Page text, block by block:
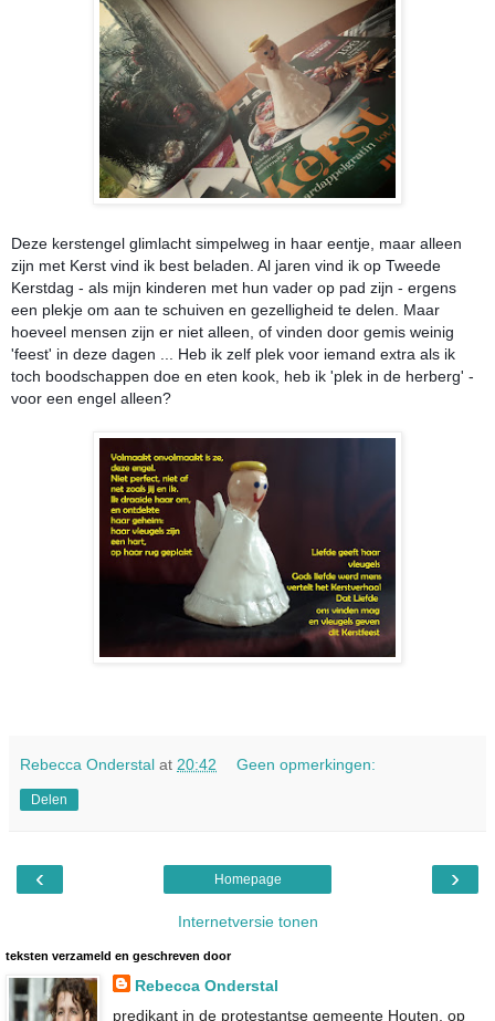
Deze kerstengel glimlacht simpelweg in haar eentje, maar alleen
zijn met Kerst vind ik best beladen. Al jaren vind ik op Tweede
Kerstdag - als mijn kinderen met hun vader op pad zijn - ergens
een plekje om aan te schuiven en gezelligheid te delen. Maar
hoeveel mensen zijn er niet alleen, of vinden door gemis weinig
'feest' in deze dagen ... Heb ik zelf plek voor iemand extra als ik
toch boodschappen doe en eten kook, heb ik 'plek in de herberg' -
voor een engel alleen?
Rebecca Onderstal at 20:42 Geen opmerkingen:
Delen
‹ ›
Homepage
Internetversie tonen
teksten verzameld en geschreven door
Rebecca Onderstal
predikant in de protestantse gemeente Houten, op